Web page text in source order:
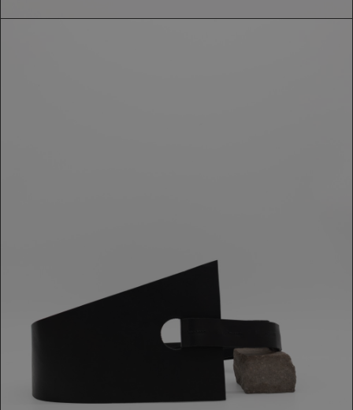
159,00 €